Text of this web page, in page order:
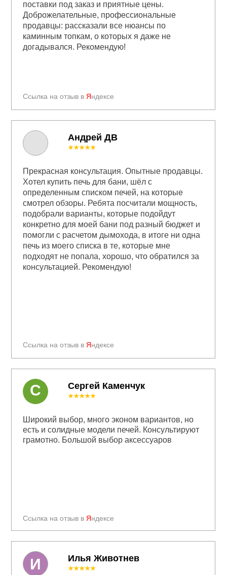
Ссылка на отзыв в Яндексе
поставки под заказ и приятные цены.
Доброжелательные, профессиональные
продавцы: рассказали все нюансы по
каминным топкам, о которых я даже не
догадывался. Рекомендую!
Андрей ДВ
Ссылка на отзыв в Яндексе
★★★★★
Прекрасная консультация. Опытные продавцы.
Хотел купить печь для бани, шёл с
определенным списком печей, на которые
смотрел обзоры. Ребята посчитали мощность,
подобрали варианты, которые подойдут
конкретно для моей бани под разный бюджет и
помогли с расчетом дымохода, в итоге ни одна
печь из моего списка в те, которые мне
подходят не попала, хорошо, что обратился за
консультацией. Рекомендую!
Сергей Каменчук
Ссылка на отзыв в Яндексе
★★★★★
Широкий выбор, много эконом вариантов, но
есть и солидные модели печей. Консультируют
грамотно. Большой выбор аксессуаров
С
Илья Животнев
★★★★★
И